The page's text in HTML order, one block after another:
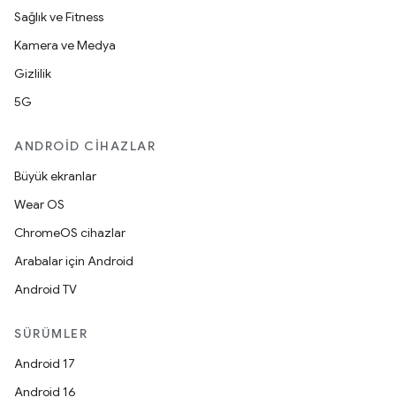
Sağlık ve Fitness
Kamera ve Medya
Gizlilik
5G
ANDROID CIHAZLAR
Büyük ekranlar
Wear OS
ChromeOS cihazlar
Arabalar için Android
Android TV
SÜRÜMLER
Android 17
Android 16